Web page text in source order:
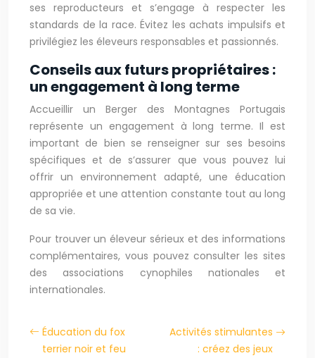
ses reproducteurs et s’engage à respecter les
standards de la race. Évitez les achats impulsifs et
privilégiez les éleveurs responsables et passionnés.
Conseils aux futurs propriétaires :
un engagement à long terme
Accueillir un Berger des Montagnes Portugais
représente un engagement à long terme. Il est
important de bien se renseigner sur ses besoins
spécifiques et de s’assurer que vous pouvez lui
offrir un environnement adapté, une éducation
appropriée et une attention constante tout au long
de sa vie.
Pour trouver un éleveur sérieux et des informations
complémentaires, vous pouvez consulter les sites
des associations cynophiles nationales et
internationales.
Éducation du fox
terrier noir et feu
Activités stimulantes
: créez des jeux